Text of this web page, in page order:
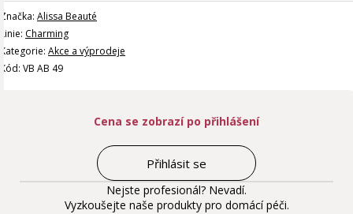
Značka: Alissa Beauté
Linie: Charming
Kategorie: Akce a výprodeje
Kód: VB AB 49
Cena se zobrazí po přihlášení
Přihlásit se
Nejste profesionál? Nevadí.
Vyzkoušejte naše produkty pro domácí péči.